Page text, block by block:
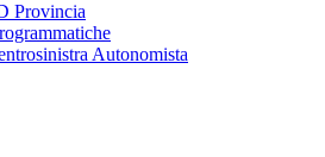
Provincia
Autonomista